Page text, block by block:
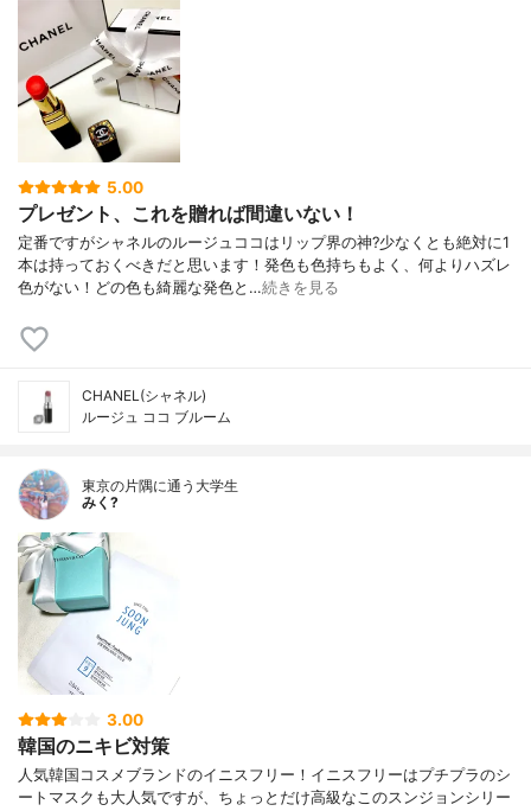
5.00
プレゼント、これを贈れば間違いない！
定番ですがシャネルのルージュココはリップ界の神?少なくとも絶対に1
本は持っておくべきだと思います！発色も色持ちもよく、何よりハズレ
色がない！どの色も綺麗な発色と…続きを見る
CHANEL(シャネル)
ルージュ ココ ブルーム
東京の片隅に通う大学生
みく?
3.00
韓国のニキビ対策
人気韓国コスメブランドのイニスフリー！イニスフリーはプチプラのシ
ートマスクも大人気ですが、ちょっとだけ高級なこのスンジョンシリー